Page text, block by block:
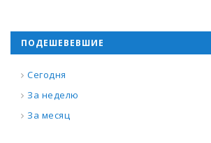
ПОДЕШЕВЕВШИЕ
Сегодня
За неделю
За месяц